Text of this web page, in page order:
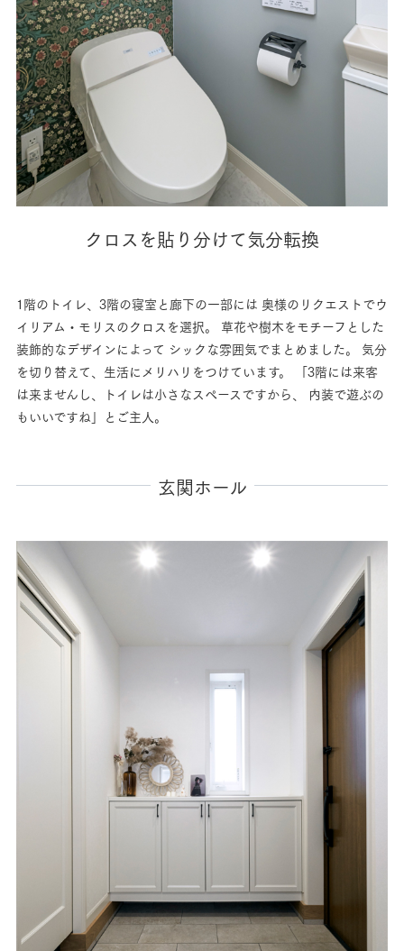
クロスを貼り分けて気分転換
1階のトイレ、3階の寝室と廊下の一部には 奥様のリクエストでウ
イリアム・モリスのクロスを選択。
草花や樹木をモチーフとした
装飾的なデザインによって シックな雰囲気でまとめました。
気分
を切り替えて、生活にメリハリをつけています。
「3階には来客
は来ませんし、トイレは小さなスペースですから、
内装で遊ぶの
もいいですね」とご主人。
玄関ホール